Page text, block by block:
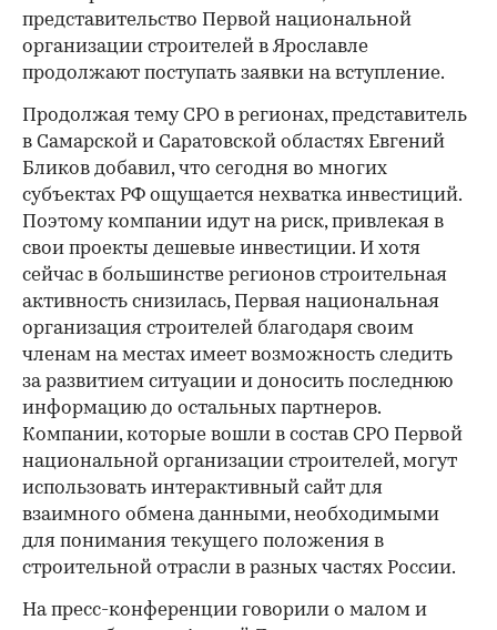
представительство Первой национальной
организации строителей в Ярославле
продолжают поступать заявки на вступление.
Продолжая тему СРО в регионах, представитель
в Самарской и Саратовской областях Евгений
Бликов добавил, что сегодня во многих
субъектах РФ ощущается нехватка инвестиций.
Поэтому компании идут на риск, привлекая в
свои проекты дешевые инвестиции. И хотя
сейчас в большинстве регионов строительная
активность снизилась, Первая национальная
организация строителей благодаря своим
членам на местах имеет возможность следить
за развитием ситуации и доносить последнюю
информацию до остальных партнеров.
Компании, которые вошли в состав СРО Первой
национальной организации строителей, могут
использовать интерактивный сайт для
взаимного обмена данными, необходимыми
для понимания текущего положения в
строительной отрасли в разных частях России.
На пресс-конференции говорили о малом и